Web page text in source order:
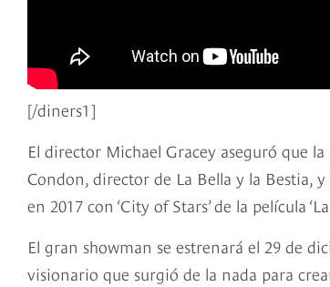
[/diners1]
El director Michael Gracey aseguró que
Condon, director de La Bella y la Bestia,
en 2017 con ‘City of Stars’ de la película
El gran showman se estrenará el 29 de
visionario que surgió de la nada para